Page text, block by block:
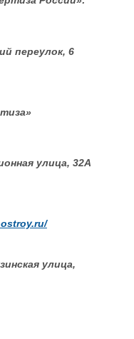
переулок, 6
улица, 32А
улица,